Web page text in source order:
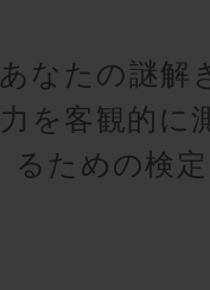
あなたの謎解
力を客観的に
るための検定